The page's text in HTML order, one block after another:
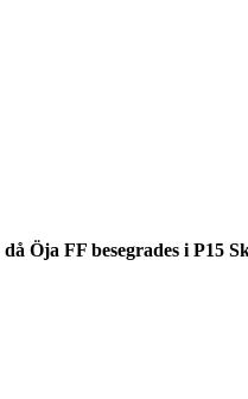
Öja FF besegrades i P15